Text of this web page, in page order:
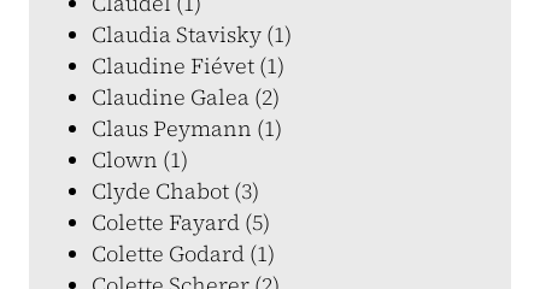
Claudia Stavisky (1)
Claudine Fiévet (1)
Claudine Galea (2)
Claus Peymann (1)
Clown (1)
Clyde Chabot (3)
Colette Fayard (5)
Colette Godard (1)